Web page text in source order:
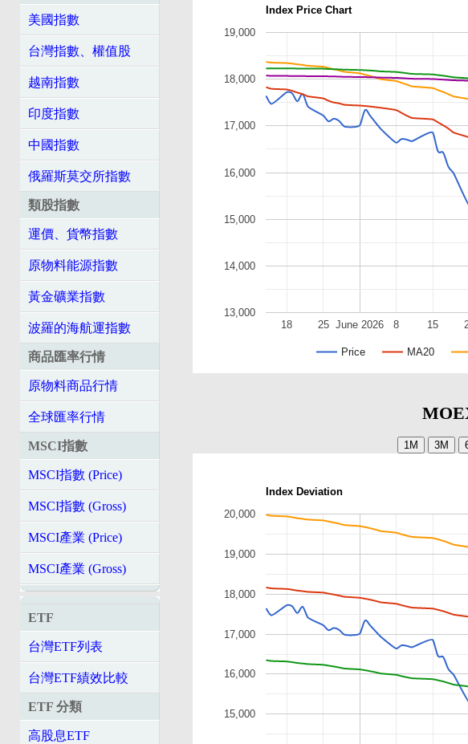
美國指數
台灣指數、權值股
越南指數
印度指數
中國指數
俄羅斯莫交所指數
類股指數
運價、貨幣指數
原物料能源指數
黃金礦業指數
波羅的海航運指數
商品匯率行情
原物料商品行情
全球匯率行情
MSCI指數
MSCI指數 (Price)
MSCI指數 (Gross)
MSCI產業 (Price)
MSCI產業 (Gross)
ETF
台灣ETF列表
台灣ETF績效比較
ETF 分類
高股息ETF
Index Price Chart
Price MA20
June 2026
18 25 8 15
13,000
14,000
15,000
16,000
17,000
18,000
19,000
Index Deviation
15,000
16,000
17,000
18,000
19,000
20,000